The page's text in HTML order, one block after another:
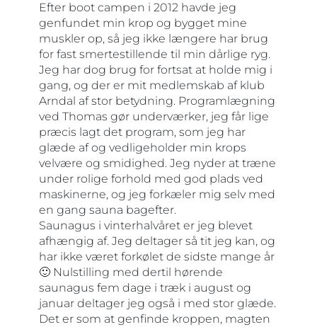
Efter boot campen i 2012 havde jeg
genfundet min krop og bygget mine
muskler op, så jeg ikke længere har brug
for fast smertestillende til min dårlige ryg.
Jeg har dog brug for fortsat at holde mig i
gang, og der er mit medlemskab af klub
Arndal af stor betydning. Programlægning
ved Thomas gør underværker, jeg får lige
præcis lagt det program, som jeg har
glæde af og vedligeholder min krops
velvære og smidighed. Jeg nyder at træne
under rolige forhold med god plads ved
maskinerne, og jeg forkæler mig selv med
en gang sauna bagefter.
Saunagus i vinterhalvåret er jeg blevet
afhængig af. Jeg deltager så tit jeg kan, og
har ikke været forkølet de sidste mange år
🙂 Nulstilling med dertil hørende
saunagus fem dage i træk i august og
januar deltager jeg også i med stor glæde.
Det er som at genfinde kroppen, magten